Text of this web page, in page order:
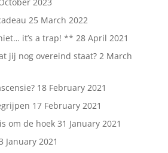
25 March 2022
it’s a trap! ** 28 April 2021
jij nog overeind staat? 2 March
18 February 2021
17 February 2021
om de hoek 31 January 2021
January 2021